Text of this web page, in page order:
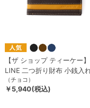
【ザ ショップ ティーケー
LINE 二つ折り財布 小銭入
（チョコ）
￥5,940(税込)